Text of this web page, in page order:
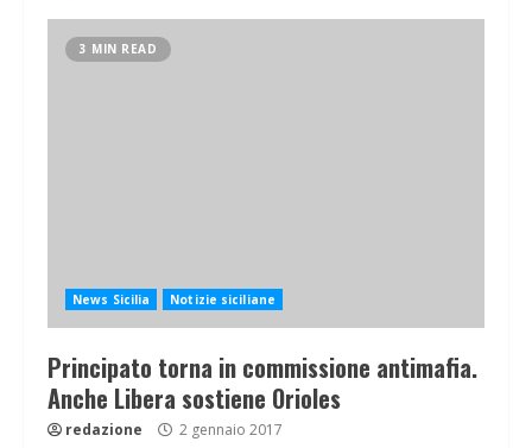
3 MIN READ
News Sicilia Notizie siciliane
Principato torna in commissione antimafia.
Anche Libera sostiene Orioles
redazione 2 gennaio 2017